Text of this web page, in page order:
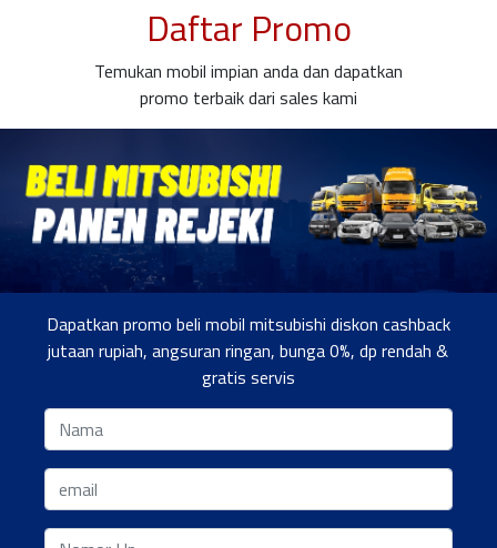
Daftar Promo
Temukan mobil impian anda dan dapatkan
promo terbaik dari sales kami
Dapatkan promo beli mobil mitsubishi diskon cashback
jutaan rupiah, angsuran ringan, bunga 0%, dp rendah &
gratis servis